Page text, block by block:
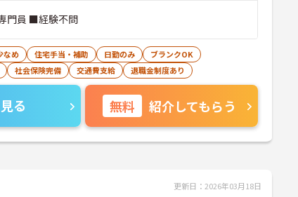
門員 ■経験不問
なめ 住宅手当・補助 日勤のみ
ブランクOK
社会保険完備 交通費支給 退職金制度あり
る 無料 紹介してもらう
更新日：2026年03月18日